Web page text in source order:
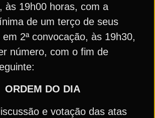
às 19h00 horas, com a
de um terço de seus
2ª convocação, às 19h30,
número, com o fim de
ORDEM DO DIA
e votação das atas